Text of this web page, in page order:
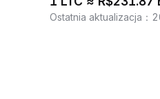
Ostatnia aktualizacja ：